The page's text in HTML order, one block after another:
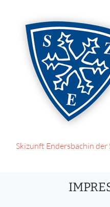
Skizunft Endersbachin der